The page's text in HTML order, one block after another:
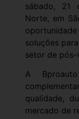
sábado, 21
Norte, em
soluções
setor de pós-
A
qualidade,
mercado de